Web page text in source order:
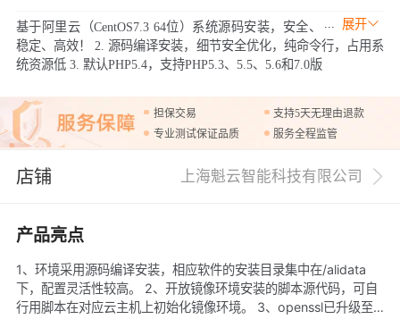
展开
基于阿里云（CentOS7.3 64位）系统源码安装，安全、
稳定、高效！ 2. 源码编译安装，细节安全优化，纯命令行，占用系
统资源低 3. 默认PHP5.4，支持PHP5.3、5.5、5.6和7.0版
担保交易
支持5天无理由退款
专业测试保证品质
服务全程监管
店铺 上海魁云智能科技有限公司
产品亮点
1、环境采用源码编译安装，相应软件的安装目录集中在/alidata
下，配置灵活性较高。 2、开放镜像环境安装的脚本源代码，可自
行用脚本在对应云主机上初始化镜像环境。 3、openssl已升级至